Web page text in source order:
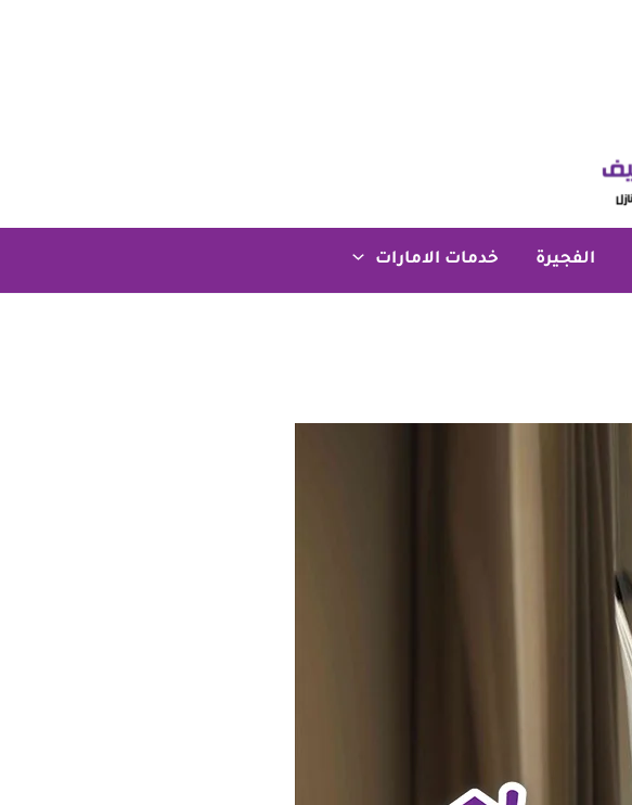
الفجيرة خدمات الامارات